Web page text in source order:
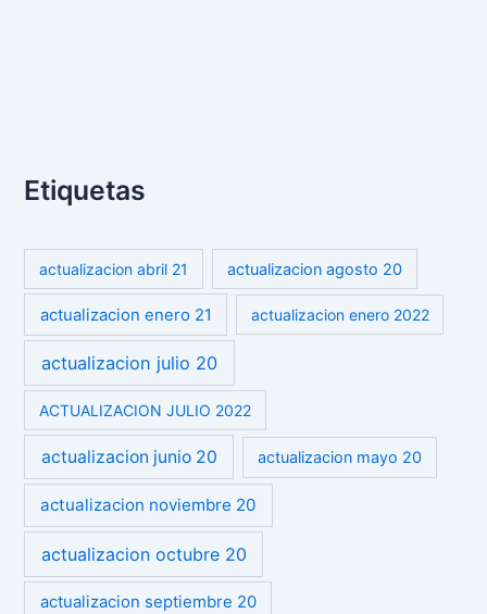
Etiquetas
actualizacion abril 21 actualizacion agosto 20
actualizacion enero 21 actualizacion enero 2022
actualizacion julio 20
ACTUALIZACION JULIO 2022
actualizacion junio 20 actualizacion mayo 20
actualizacion noviembre 20
actualizacion octubre 20
actualizacion septiembre 20